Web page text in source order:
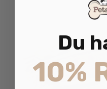
Du
10%